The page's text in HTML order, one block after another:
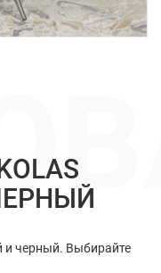
и черный. Выбирайте